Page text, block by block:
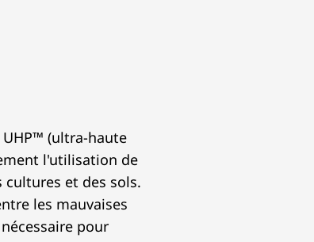
(ultra-haute
l'utilisation de
et des sols.
les mauvaises
pour